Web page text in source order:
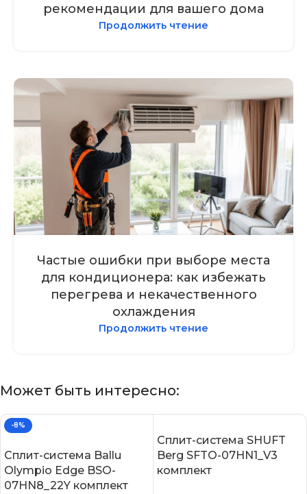
рекомендации для вашего дома
Продолжить чтение
Частые ошибки при выборе места
для кондиционера: как избежать
перегрева и некачественного
охлаждения
Продолжить чтение
Может быть интересно:
-8%
Сплит-система Ballu
Olympio Edge BSO-
07HN8_22Y комплект
Сплит-система SHUFT
Berg SFTO-07HN1_V3
комплект